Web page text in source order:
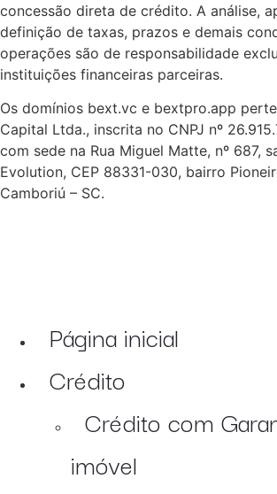
concessão direta de crédito. A análise,
definição de taxas, prazos e demais
operações são de responsabilidade
instituições financeiras parceiras.
Os domínios bext.vc e bextpro.app
Capital Ltda., inscrita no CNPJ nº
com sede na Rua Miguel Matte, nº 687,
Evolution, CEP 88331-030, bairro
Camboriú – SC.
Página inicial
Crédito
Crédito com
imóvel